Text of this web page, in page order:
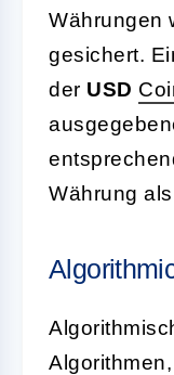
Währungen
gesichert.
der USD
Währung